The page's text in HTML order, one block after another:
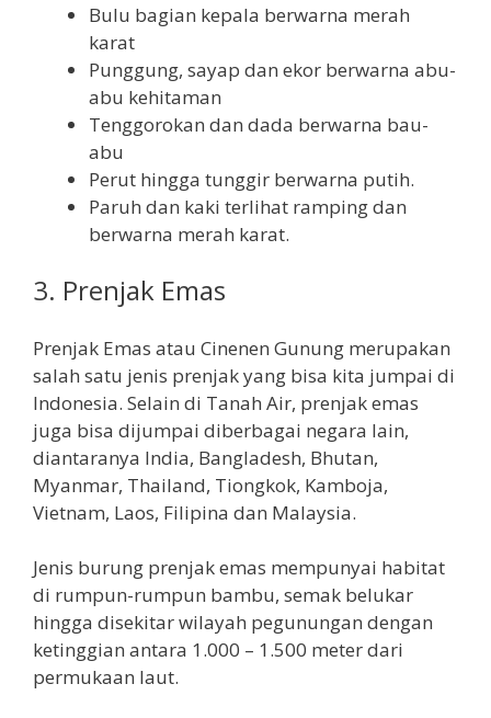
Bulu bagian kepala berwarna merah
karat
Punggung, sayap dan ekor berwarna abu-
abu kehitaman
Tenggorokan dan dada berwarna bau-
abu
Perut hingga tunggir berwarna putih.
Paruh dan kaki terlihat ramping dan
berwarna merah karat.
3. Prenjak Emas
Prenjak Emas atau Cinenen Gunung merupakan
salah satu jenis prenjak yang bisa kita jumpai di
Indonesia. Selain di Tanah Air, prenjak emas
juga bisa dijumpai diberbagai negara lain,
diantaranya India, Bangladesh, Bhutan,
Myanmar, Thailand, Tiongkok, Kamboja,
Vietnam, Laos, Filipina dan Malaysia.
Jenis burung prenjak emas mempunyai habitat
di rumpun-rumpun bambu, semak belukar
hingga disekitar wilayah pegunungan dengan
ketinggian antara 1.000 – 1.500 meter dari
permukaan laut.